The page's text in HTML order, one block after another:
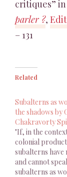
critiques” in
parler ?,
– 131
Related
Subalterns as
the shadows by
Chakravorty
"If, in the
colonial
subalterns have
and cannot
subalterns as